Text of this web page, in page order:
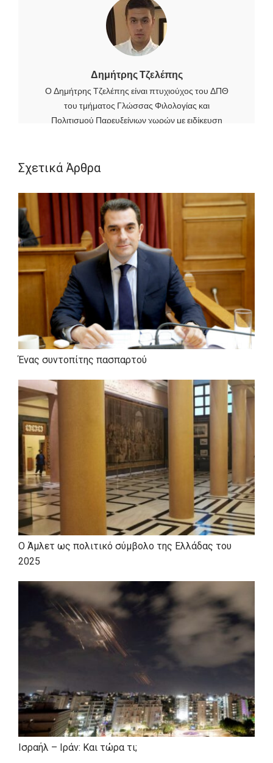
Δημήτρης Τζελέπης
Ο Δημήτρης Τζελέπης είναι πτυχιούχος του ΔΠΘ
του τμήματος Γλώσσας Φιλολογίας και
Πολιτισμού Παρευξείνιων χωρών με ειδίκευση
Ευρωπαϊκές Σπουδές Δίκαιο, Οικονομία, Πολιτική
τακτικά στην καθημερινή εφημερίδα Ελεύθερος
Τύπος και στην εφημερίδα της Κομοτηνής "Ο
Χρόνος". Στον ελεύθερο χρόνο του διαβάζει βιβλία,
κυρίως πολιτικής ιστορίας.
Σχετικά Άρθρα
Ένας συντοπίτης πασπαρτού
Ο Άμλετ ως πολιτικό σύμβολο της Ελλάδας του
2025
Ισραήλ – Ιράν: Και τώρα τι;